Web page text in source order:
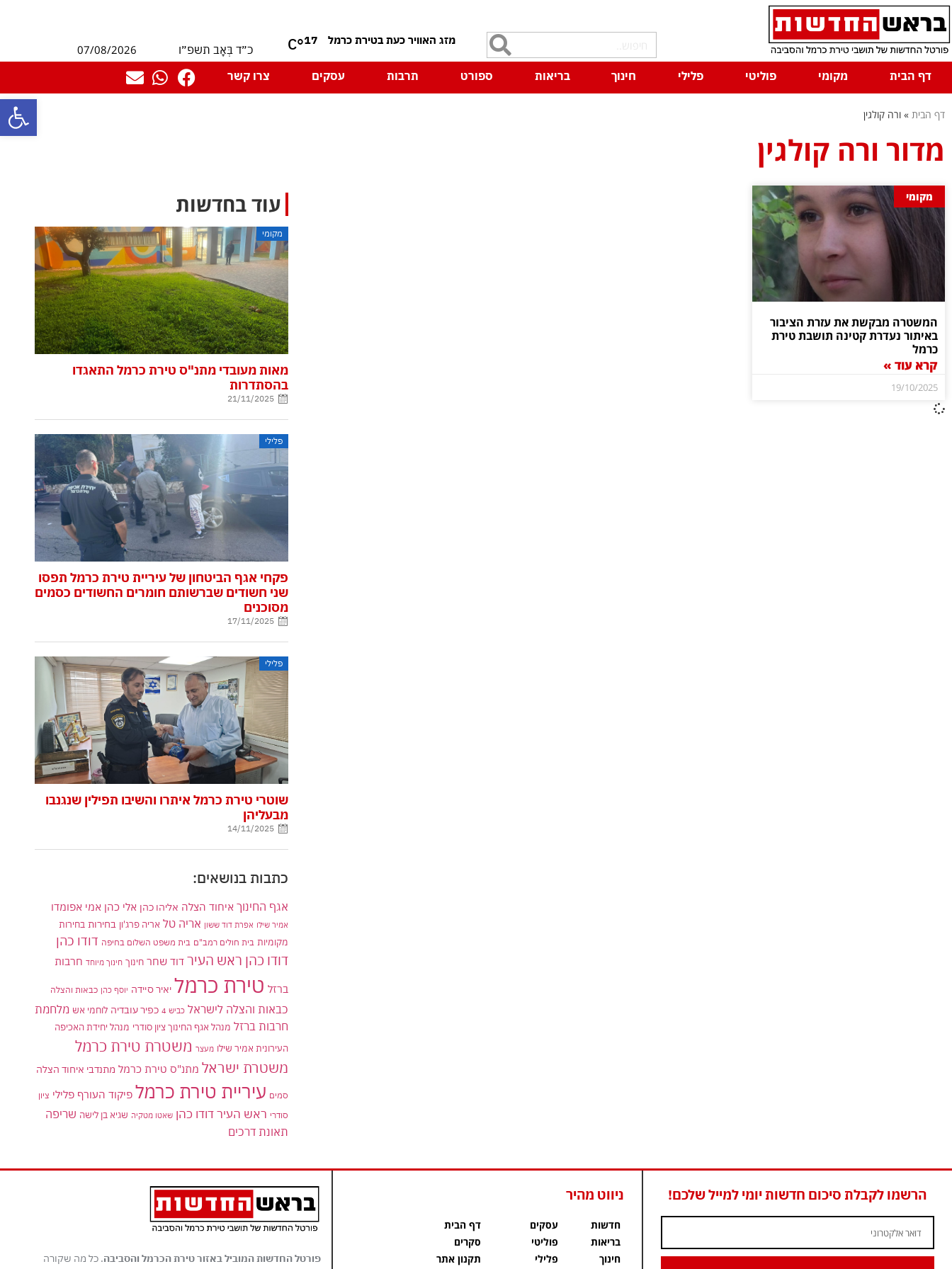
פתח
17
°C כ״ד בְּאָב תשפ״ו
07/08/2026
דף הבית
מקומי פוליטי פלילי חינוך בריאות ספורט תרבות עסקים צרו קשר
דף הבית » ורה קולגין
מדור ורה קולגין
מקומי
המשטרה מבקשת את עזרת הציבור
באיתור נעדרת קטינה תושבת טירת
כרמל
קרא עוד »
19/10/2025
עוד בחדשות
מקומי
מאות מעובדי מתנ"ס טירת כרמל התאגדו
בהסתדרות
21/11/2025
פלילי
פקחי אגף הביטחון של עיריית טירת כרמל תפסו
שני חשודים שברשותם חומרים החשודים כסמים
מסוכנים
17/11/2025
פלילי
שוטרי טירת כרמל איתרו והשיבו תפילין שנגנבו
מבעליהן
14/11/2025
כתבות בנושאים:
אגף החינוך איחוד הצלה אליהו כהן אלי כהן אמי אפומדו
אמיר שילו אפרת דוד ששון אריה טל אריה פרג'ון בחירות בחירות
מקומיות בית חולים רמב"ם בית משפט השלום בחיפה דודו כהן
דודו כהן ראש העיר דוד שחר חינוך חינוך מיוחד חרבות
ברזל טירת כרמל יאיר סיידה יוסף כהן כבאות והצלה
כבאות והצלה לישראל כביש 4 כפיר עובדיה לוחמי אש מלחמת
חרבות ברזל מנהל אגף החינוך ציון סודרי מנהל יחידת האכיפה
העירונית אמיר שילו מעצר משטרת טירת כרמל
משטרת ישראל מתנ"ס טירת כרמל מתנדבי איחוד הצלה
סמים עיריית טירת כרמל פיקוד העורף פלילי ציון
סודרי ראש העיר דודו כהן שאטו מטקיה שגיא בן לישה שריפה
תאונת דרכים
הרשמו לקבלת סיכום חדשות יומי למייל שלכם! ניווט מהיר
חדשות
בריאות
חינוך
עסקים
פוליטי
פלילי
דף הבית
סקרים
תקנון אתר
פורטל החדשות המוביל באזור טירת הכרמל והסביבה. כל מה שקורה